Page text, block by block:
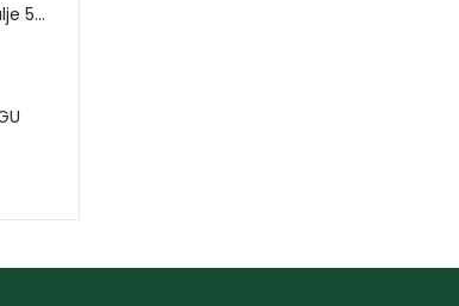
SJEMENKE GROŽĐA ulje 50 ml